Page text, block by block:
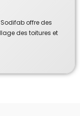
offre des
des toitures et